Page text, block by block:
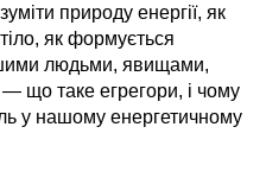
природу енергії, як
як формується
людьми, явищами,
що таке егрегори, і чому
у нашому енергетичному